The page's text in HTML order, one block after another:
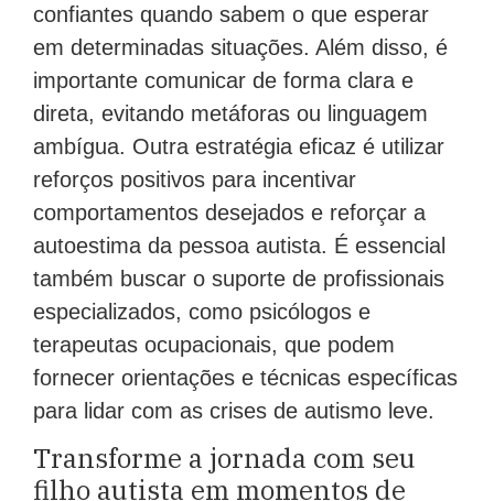
confiantes quando sabem o que esperar
em determinadas situações. Além disso, é
importante comunicar de forma clara e
direta, evitando metáforas ou linguagem
ambígua. Outra estratégia eficaz é utilizar
reforços positivos para incentivar
comportamentos desejados e reforçar a
autoestima da pessoa autista. É essencial
também buscar o suporte de profissionais
especializados, como psicólogos e
terapeutas ocupacionais, que podem
fornecer orientações e técnicas específicas
para lidar com as crises de autismo leve.
Transforme a jornada com seu
filho autista em momentos de